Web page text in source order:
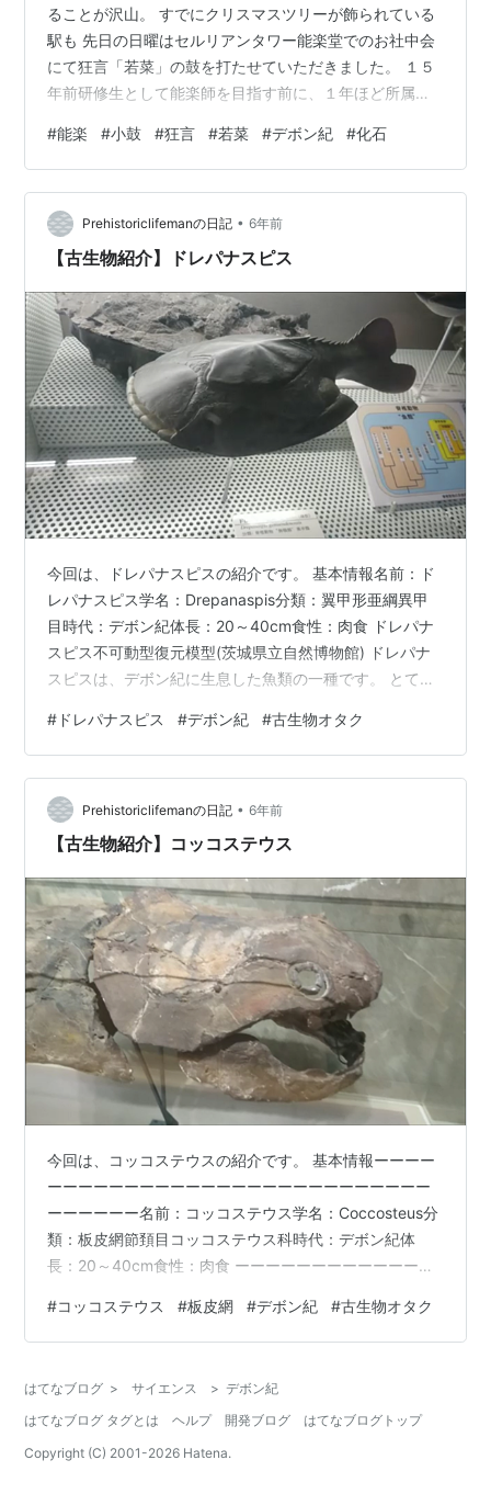
ることが沢山。 すでにクリスマスツリーが飾られている
駅も 先日の日曜はセルリアンタワー能楽堂でのお社中会
にて狂言「若菜」の鼓を打たせていただきました。 １５
年前研修生として能楽師を目指す前に、１年ほど所属し
野村万之介先生は今年で十三回忌だそうです。 時のたつ
のは早いもの。 今年に入って少しだけ大学生の指導をし
ていることもあり、昔の自分の記憶をたどる作業が多
い。 あんな失敗の記憶やこんな反省が、今後の舞台や生
活に生かされていきますように。 さて、相変わらず続い
#能楽 #小鼓 #狂言 #若菜 #デボン紀 #化石
Prehistoriclifemanの日記 • 6年前
【古生物紹介】ドレパナスピス
今回は、ドレパナスピスの紹介です。 基本情報名前：ド
レパナスピス学名：Drepanaspis分類：翼甲形亜綱異甲
目時代：デボン紀体長：20～40cm食性：肉食 ドレパナ
スピス不可動型復元模型(茨城県立自然博物館) ドレパナ
スピスは、デボン紀に生息した魚類の一種です。 とても
る"Drepana"と"盾"を意味する"aspis"から名付けられま
した。 重装備を思わせるその名の通り、硬い甲羅に覆わ
れていました。 ドレパナスピス全身レプリカ(国立科学博
物館) 全体的には平たく、頭部が円状に大きくなっていま
す。 現生のヒラメやカレイのように、水底に沿って泳い
# ドレパナスピス #デボン紀 #古生物オタク
Prehistoriclifemanの日記 • 6年前
【古生物紹介】コッコステウス
今回は、コッコステウスの紹介です。 基本情報ーーーー
ーーーーーーーーーーーーーーーーーーーーーーーーー
ーーーーーー名前：コッコステウス学名：Coccosteus分
類：板皮網節頚目コッコステウス科時代：デボン紀体
長：20～40cm食性：肉食 ーーーーーーーーーーーーー
ー コッコステウス頭部復元模型(群馬県立自然史博物館)
コッコステウスは、デボン紀に繁栄した板皮網節頚目の
真はコッコステウスと同じく板皮網節頚目の一種でデボ
ン紀に繁栄したダンクルオステウスです。 鎧をまとった
かのような硬そうな姿を…
#コッコステウス #板皮網 #デボン紀 #古生物オタク
はてなブログ > サイエンス > デボン紀
はてなブログ タグとは
ヘルプ 開発ブログ
はてなブログトップ
Copyright (C) 2001-2026 Hatena.